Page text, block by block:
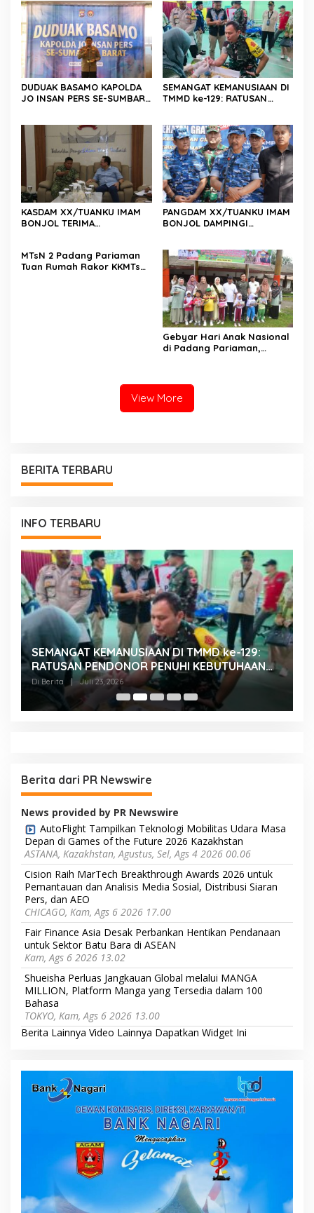
DUDUAK BASAMO KAPOLDA
JO INSAN PERS SE-SUMBAR,
Polri dan Media Demi
Kepentingan Masyarakat
SEMANGAT KEMANUSIAAN DI
TMMD ke-129: RATUSAN
KASDAM XX/TUANKU IMAM
BONJOL TERIMA
GUSMAN, S.E., M.B.A., DI
MAKODAM
PANGDAM XX/TUANKU IMAM
BONJOL DAMPINGI
SJAHRIR
MTsN 2 Padang Pariaman
Tuan Rumah Rakor KKMTs
Gebyar Hari Anak Nasional
di Padang Pariaman,
untuk Semua Anak
View More
BERITA TERBARU
INFO TERBARU
SEMANGAT KEMANUSIAAN DI TMMD ke-129:
RATUSAN PENDONOR PENUHI KEBUTUHAAN
STOK DARAH
Di Berita | Juli 23, 2026
Berita dari PR Newswire
News provided by PR Newswire
AutoFlight Tampilkan Teknologi Mobilitas Udara Masa
Depan di Games of the Future 2026 Kazakhstan
ASTANA, Kazakhstan, Agustus, Sel, Ags 4 2026 00.06
Cision Raih MarTech Breakthrough Awards 2026 untuk
Pemantauan dan Analisis Media Sosial, Distribusi Siaran
Pers, dan AEO
CHICAGO, Kam, Ags 6 2026 17.00
Fair Finance Asia Desak Perbankan Hentikan Pendanaan
untuk Sektor Batu Bara di ASEAN
Kam, Ags 6 2026 13.02
Shueisha Perluas Jangkauan Global melalui MANGA
MILLION, Platform Manga yang Tersedia dalam 100
Bahasa
TOKYO, Kam, Ags 6 2026 13.00
Berita Lainnya Video Lainnya Dapatkan Widget Ini